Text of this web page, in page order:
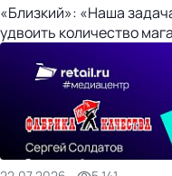
«Близкий»: «Наша
удвоить количество